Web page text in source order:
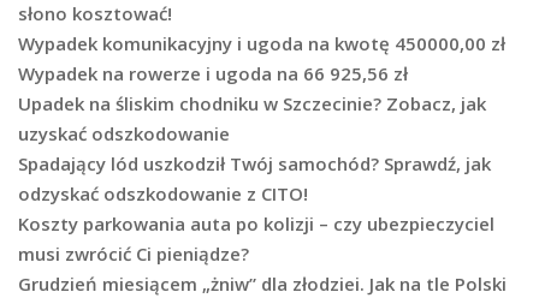
słono kosztować!
Wypadek komunikacyjny i ugoda na kwotę 450000,00 zł
Wypadek na rowerze i ugoda na 66 925,56 zł
Upadek na śliskim chodniku w Szczecinie? Zobacz, jak
uzyskać odszkodowanie
Spadający lód uszkodził Twój samochód? Sprawdź, jak
odzyskać odszkodowanie z CITO!
Koszty parkowania auta po kolizji – czy ubezpieczyciel
musi zwrócić Ci pieniądze?
Grudzień miesiącem „żniw” dla złodziei. Jak na tle Polski